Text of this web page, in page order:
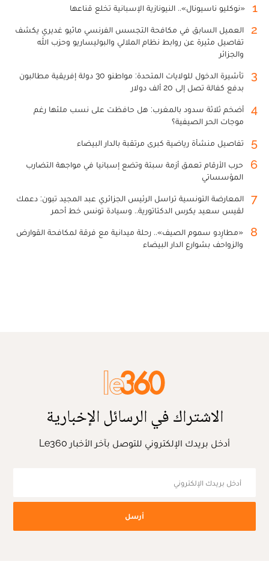
1 «نوكليو ناسيونال».. النيونازية الإسبانية تخلع قناعها
2
العميل السابق في مكافحة التجسس الفرنسي ماثيو غديري يكشف
تفاصيل مثيرة عن روابط نظام الملالي والبوليساريو وحزب الله
والجزائر
3
تأشيرة الدخول للولايات المتحدة: مواطنو 30 دولة إفريقية مطالبون
بدفع كفالة تصل إلى 20 ألف دولار
4
أضخم ثلاثة سدود بالمغرب: هل حافظت على نسب ملئها رغم
موجات الحر الصيفية؟
5 تفاصيل منشأة رياضية كبرى مرتقبة بالدار البيضاء
6
حرب الأرقام تعمق أزمة سبتة وتضع إسبانيا في مواجهة التضارب
المؤسساتي
7
المعارضة التونسية تراسل الرئيس الجزائري عبد المجيد تبون: دعمك
لقيس سعيد يكرس الدكتاتورية.. وسيادة تونس خط أحمر
8
«مطارِدو سموم الصيف».. رحلة ميدانية مع فرقة لمكافحة القوارض
والزواحف بشوارع الدار البيضاء
الاشتراك في الرسائل الإخبارية
أدخل بريدك الإلكتروني للتوصل بآخر الأخبار Le360
أرسل